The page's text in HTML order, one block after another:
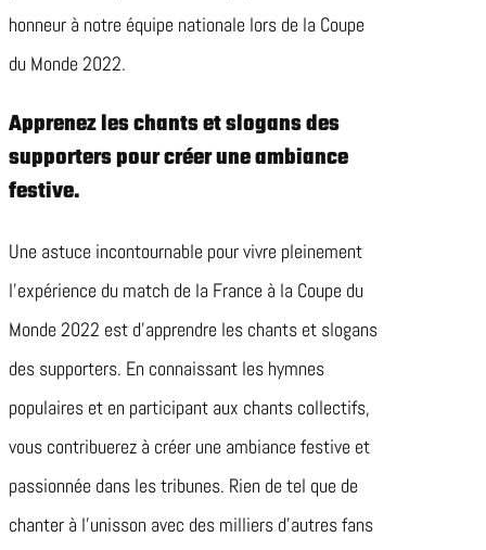
honneur à notre équipe nationale lors de la Coupe
du Monde 2022.
Apprenez les chants et slogans des
supporters pour créer une ambiance
festive.
Une astuce incontournable pour vivre pleinement
l’expérience du match de la France à la Coupe du
Monde 2022 est d’apprendre les chants et slogans
des supporters. En connaissant les hymnes
populaires et en participant aux chants collectifs,
vous contribuerez à créer une ambiance festive et
passionnée dans les tribunes. Rien de tel que de
chanter à l’unisson avec des milliers d’autres fans